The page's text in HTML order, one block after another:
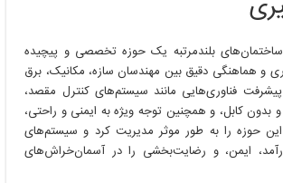
بلندمرتبه یک حوزه تخصصی و پیچیده
و هماهنگی دقیق بین مهندسان سازه، مکانیک، برق
فناوری‌هایی مانند سیستم‌های کنترل مقصد،
بدون کابل، و همچنین توجه ویژه به ایمنی و راحتی،
حوزه را به طور موثر مدیریت کرد و سیستم‌های
ایمن، و رضایت‌بخشی را در آسمان‌خراش‌های